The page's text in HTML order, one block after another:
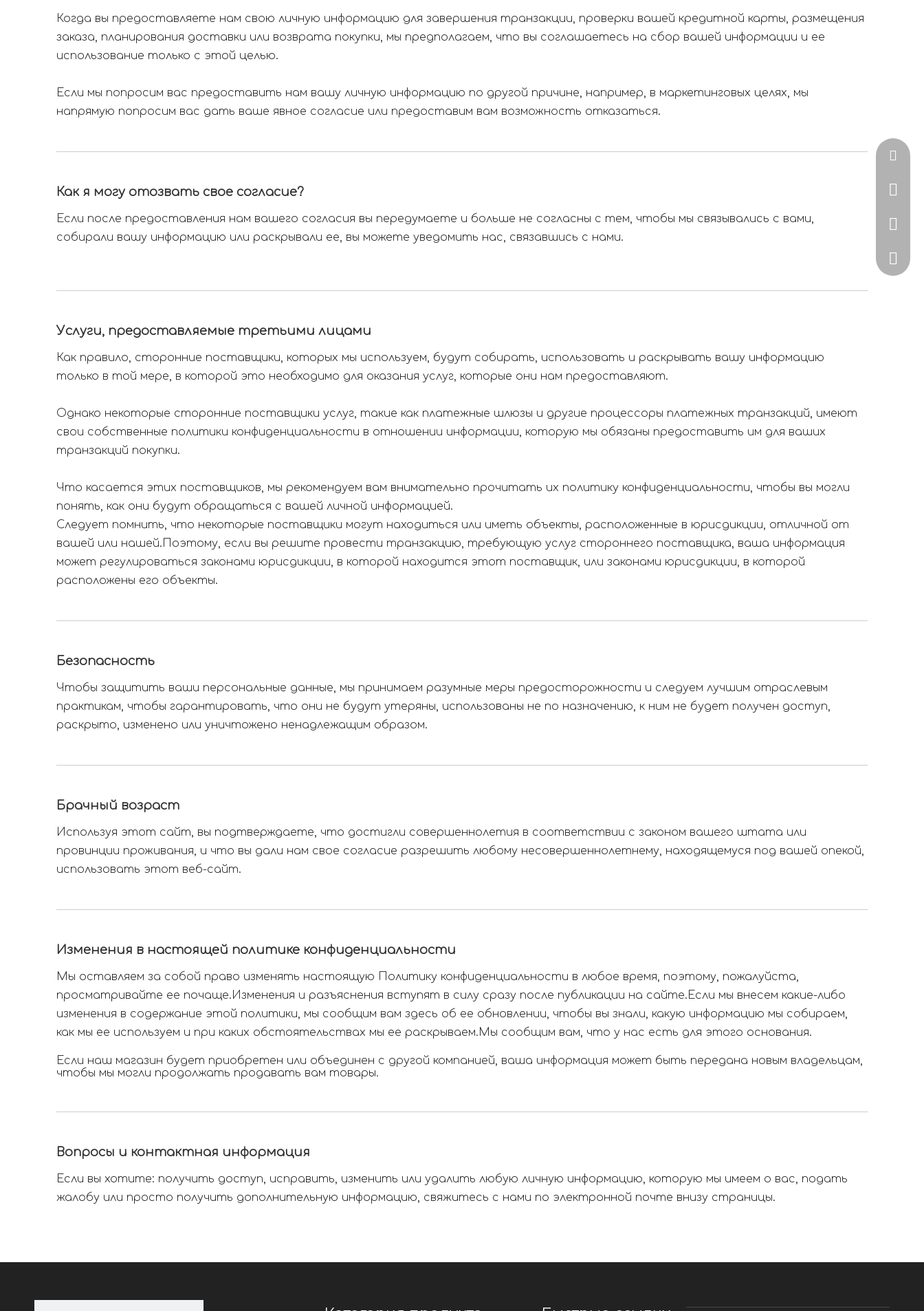
Когда вы предоставляете нам свою личную информацию для завершения транзакции, проверки вашей кредитной карты, размещения
заказа, планирования доставки или возврата покупки, мы предполагаем, что вы соглашаетесь на сбор вашей информации и ее
использование только с этой целью.
Если мы попросим вас предоставить нам вашу личную информацию по другой причине, например, в маркетинговых целях, мы
напрямую попросим вас дать ваше явное согласие или предоставим вам возможность отказаться.
Как я могу отозвать свое согласие?
Если после предоставления нам вашего согласия вы передумаете и больше не согласны с тем, чтобы мы связывались с вами,
собирали вашу информацию или раскрывали ее, вы можете уведомить нас, связавшись с нами.
Услуги, предоставляемые третьими лицами
Как правило, сторонние поставщики, которых мы используем, будут собирать, использовать и раскрывать вашу информацию
только в той мере, в которой это необходимо для оказания услуг, которые они нам предоставляют.
Однако некоторые сторонние поставщики услуг, такие как платежные шлюзы и другие процессоры платежных транзакций, имеют
свои собственные политики конфиденциальности в отношении информации, которую мы обязаны предоставить им для ваших
транзакций покупки.
Что касается этих поставщиков, мы рекомендуем вам внимательно прочитать их политику конфиденциальности, чтобы вы могли
понять, как они будут обращаться с вашей личной информацией.
Следует помнить, что некоторые поставщики могут находиться или иметь объекты, расположенные в юрисдикции, отличной от
вашей или нашей.Поэтому, если вы решите провести транзакцию, требующую услуг стороннего поставщика, ваша информация
может регулироваться законами юрисдикции, в которой находится этот поставщик, или законами юрисдикции, в которой
расположены его объекты.
Безопасность
Чтобы защитить ваши персональные данные, мы принимаем разумные меры предосторожности и следуем лучшим отраслевым
практикам, чтобы гарантировать, что они не будут утеряны, использованы не по назначению, к ним не будет получен доступ,
раскрыто, изменено или уничтожено ненадлежащим образом.
Брачный возраст
Используя этот сайт, вы подтверждаете, что достигли совершеннолетия в соответствии с законом вашего штата или
провинции проживания, и что вы дали нам свое согласие разрешить любому несовершеннолетнему, находящемуся под вашей опекой,
использовать этот веб-сайт.
Изменения в настоящей политике конфиденциальности
Мы оставляем за собой право изменять настоящую Политику конфиденциальности в любое время, поэтому, пожалуйста,
просматривайте ее почаще.Изменения и разъяснения вступят в силу сразу после публикации на сайте.Если мы внесем какие-либо
изменения в содержание этой политики, мы сообщим вам здесь об ее обновлении, чтобы вы знали, какую информацию мы собираем,
как мы ее используем и при каких обстоятельствах мы ее раскрываем.Мы сообщим вам, что у нас есть для этого основания.
Если наш магазин будет приобретен или объединен с другой компанией, ваша информация может быть передана новым владельцам,
чтобы мы могли продолжать продавать вам товары.
Вопросы и контактная информация
Если вы хотите: получить доступ, исправить, изменить или удалить любую личную информацию, которую мы имеем о вас, подать
жалобу или просто получить дополнительную информацию, свяжитесь с нами по электронной почте внизу страницы.